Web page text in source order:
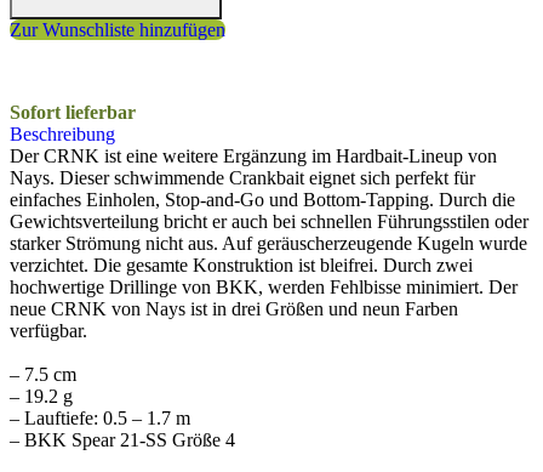
Zur Wunschliste hinzufügen
Sofort lieferbar
Beschreibung
Der CRNK ist eine weitere Ergänzung im Hardbait-Lineup von
Nays. Dieser schwimmende Crankbait eignet sich perfekt für
einfaches Einholen, Stop-and-Go und Bottom-Tapping. Durch die
Gewichtsverteilung bricht er auch bei schnellen Führungsstilen oder
starker Strömung nicht aus. Auf geräuscherzeugende Kugeln wurde
verzichtet. Die gesamte Konstruktion ist bleifrei. Durch zwei
hochwertige Drillinge von BKK, werden Fehlbisse minimiert. Der
neue CRNK von Nays ist in drei Größen und neun Farben
verfügbar.
– 7.5 cm
– 19.2 g
– Lauftiefe: 0.5 – 1.7 m
– BKK Spear 21-SS Größe 4